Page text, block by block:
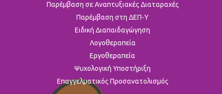
Παρέμβαση σε Αναπτυξιακές Διαταραχές
Παρέμβαση στη ΔΕΠ-Υ
Ειδική Διαπαιδαγώγηση
Λογοθεραπεία
Εργοθεραπεία
Ψυχολογική Υποστήριξη
Επαγγελματικός Προσανατολισμός